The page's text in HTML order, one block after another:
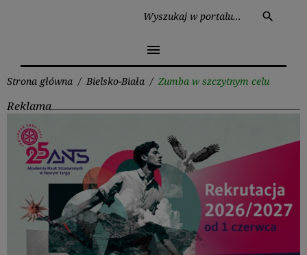
search
menu
Strona główna / Bielsko-Biała / Zumba w szczytnym celu
Reklama